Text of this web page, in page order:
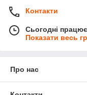
Контакти
Сьогодні
Показати весь
Про нас